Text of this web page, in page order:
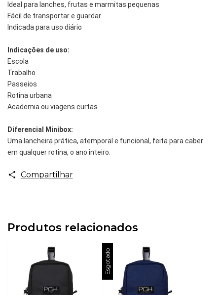
Ideal para lanches, frutas e marmitas pequenas
Fácil de transportar e guardar
Indicada para uso diário
Indicações de uso:
Escola
Trabalho
Passeios
Rotina urbana
Academia ou viagens curtas
Diferencial Minibox:
Uma lancheira prática, atemporal e funcional, feita para caber
em qualquer rotina, o ano inteiro.
Compartilhar
Produtos relacionados
Esgotado